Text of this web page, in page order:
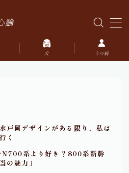
論
犬 うつ病
戸岡デザインがある限り、私は
く
系より好き？800系新幹
の魅力」